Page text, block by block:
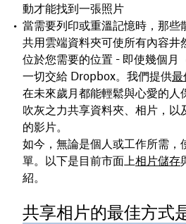
動才能找到一張照片
當需要列印或重溫記憶時，那些
共用雲端資料夾可使所有內容井
位於您需要的位置 - 即使幾個月
一切交給 Dropbox。我們提供最
在未來歲月都能輕鬆與心愛的人
吹灰之力共享資料夾、相片，以
的影片。
如今，無論是個人或工作所需，
單。以下是目前市面上相片儲存
紹。
共享相片的最佳方式